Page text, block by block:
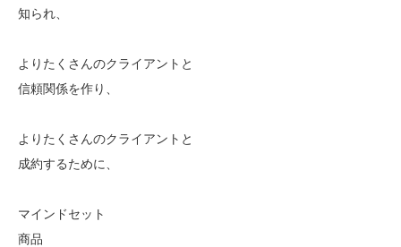
知られ、
よりたくさんのクライアントと
信頼関係を作り、
よりたくさんのクライアントと
成約するために、
マインドセット
商品